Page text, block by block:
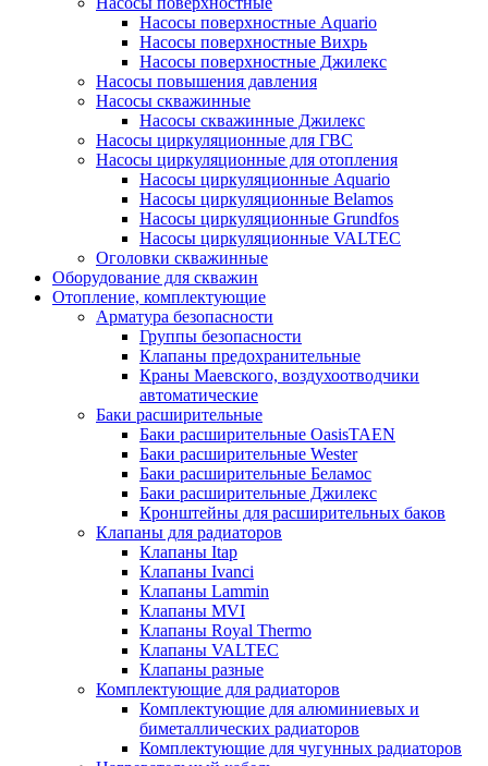
Насосы поверхностные Аquario
Насосы поверхностные Вихрь
Насосы поверхностные Джилекс
Насосы повышения давления
Насосы скважинные
Насосы скважинные Джилекс
Насосы циркуляционные для ГВС
Насосы циркуляционные для отопления
Насосы циркуляционные Aquario
Насосы циркуляционные Belamos
Насосы циркуляционные Grundfos
Насосы циркуляционные VALTEC
Оголовки скважинные
Оборудование для скважин
Отопление, комплектующие
Арматура безопасности
Группы безопасности
Клапаны предохранительные
Краны Маевского, воздухоотводчики
автоматические
Баки расширительные
Баки расширительные OasisTAEN
Баки расширительные Wester
Баки расширительные Беламос
Баки расширительные Джилекс
Кронштейны для расширительных баков
Клапаны для радиаторов
Клапаны Itap
Клапаны Ivanci
Клапаны Lammin
Клапаны MVI
Клапаны Royal Thermo
Клапаны VALTEC
Клапаны разные
Комплектующие для радиаторов
Комплектующие для алюминиевых и
биметаллических радиаторов
Комплектующие для чугунных радиаторов